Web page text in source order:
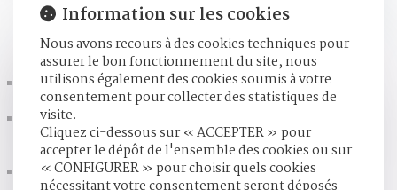
HISTORIQUE
Justice : Immersion dans un tribunal pour enfants...
#Droitfamille
Me Claraz-Murat participe aux États Généraux du Droit de
la Famille et du Patrimoine les 28 et 29 janvier prochains
#Avocats #famille
Pension alimentaire & revenus du nouveau conjoint de la
Information sur les cookies
Nous avons recours à des cookies techniques pour
assurer le bon fonctionnement du site, nous
utilisons également des cookies soumis à votre
consentement pour collecter des statistiques de
visite.
Cliquez ci-dessous sur « ACCEPTER » pour
accepter le dépôt de l'ensemble des cookies ou sur
« CONFIGURER » pour choisir quels cookies